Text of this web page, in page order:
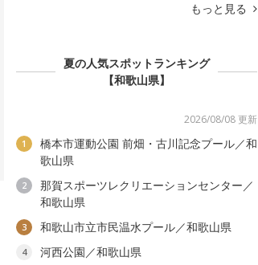
もっと見る
夏の人気スポットランキング
【和歌山県】
2026/08/08 更新
1
橋本市運動公園 前畑・古川記念プール／和
歌山県
2
那賀スポーツレクリエーションセンター／
和歌山県
3 和歌山市立市民温水プール／和歌山県
4 河西公園／和歌山県